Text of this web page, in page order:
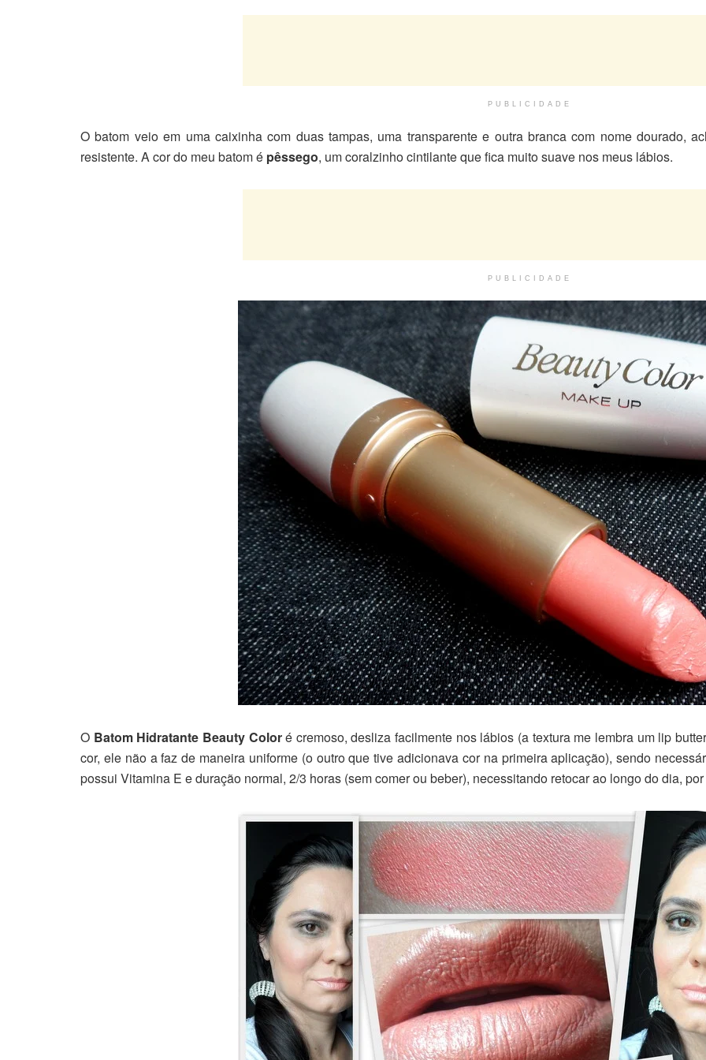
PUBLICIDADE
O batom veio em uma caixinha com duas tampas, uma transparente e outra branca com nome dourado,
resistente. A cor do meu batom é pêssego, um coralzinho cintilante que fica muito suave nos meus lábios.
PUBLICIDADE
O Batom Hidratante Beauty Coloré cremoso, desliza facilmente nos lábios (a textura me lembra um lip
cor, ele não a faz de maneira uniforme (o outro que tive adicionava cor na primeira aplicação), sendo
possui Vitamina E e duração normal, 2/3 horas (sem comer ou beber), necessitando retocar ao longo do dia,